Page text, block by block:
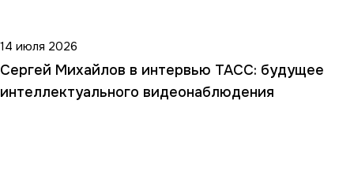
14 июля 2026
Сергей Михайлов в интервью ТАСС: будущее
интеллектуального видеонаблюдения